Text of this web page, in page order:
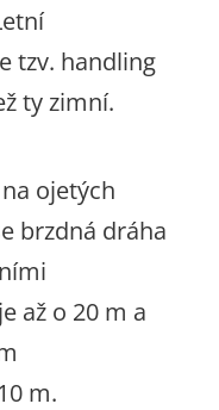
tzv. handling
ty zimní.
ojetých
brzdná dráha
až o 20 m a
m.